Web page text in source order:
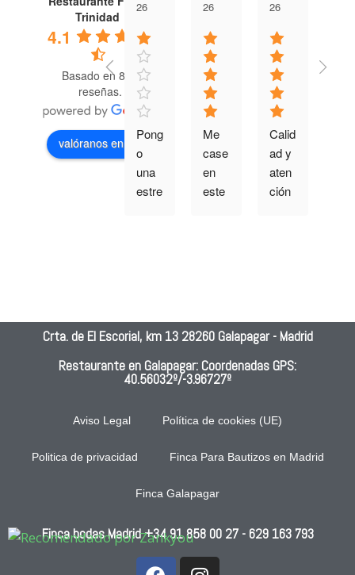
Trinidad
4.1
Basado en 882
reseñas.
valóranos en
26
Pong
o
una
estre
e
pone
r
men
nefa
comi
mala
esca
26
Me
case
en
este
fue
una
boda
inolvi
e!!!!!!
No
ni un
luto
ni
26
Calid
ad y
aten
ción
dad
Crta. de El Escorial, km 13 28260 Galapagar - Madrid
Restaurante en Galapagar: Coordenadas GPS:
40.56032º/-3.96727º
Aviso Legal Política de cookies (UE)
Politica de privacidad Finca Para Bautizos en Madrid
Finca Galapagar
Finca bodas Madrid+34 91 858 00 27- 629 163 793